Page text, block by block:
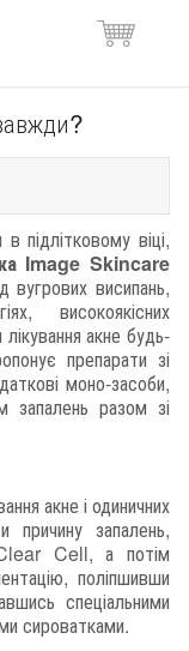
віці,
Image Skincare
висипань,
високоякісних
акне будь-
препарати зі
моно-засоби,
запалень разом зі
акне і одиничних
причину запалень,
Cell, а потім
поліпшивши
спеціальними
сироватками.